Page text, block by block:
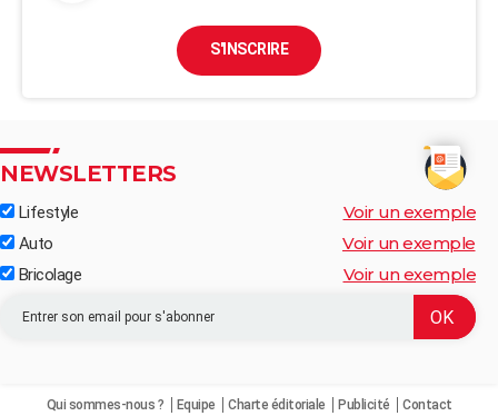
S'INSCRIRE
NEWSLETTERS
Lifestyle Voir un exemple
Auto Voir un exemple
Bricolage Voir un exemple
Qui sommes-nous ? Equipe Charte éditoriale Publicité
Contact